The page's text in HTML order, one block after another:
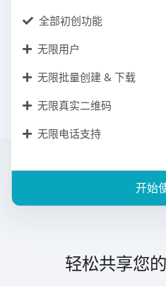
全部初创功能
无限用户
无限批量创建 & 下载
无限真实二维码
无限电话支持
开始
轻松共享您